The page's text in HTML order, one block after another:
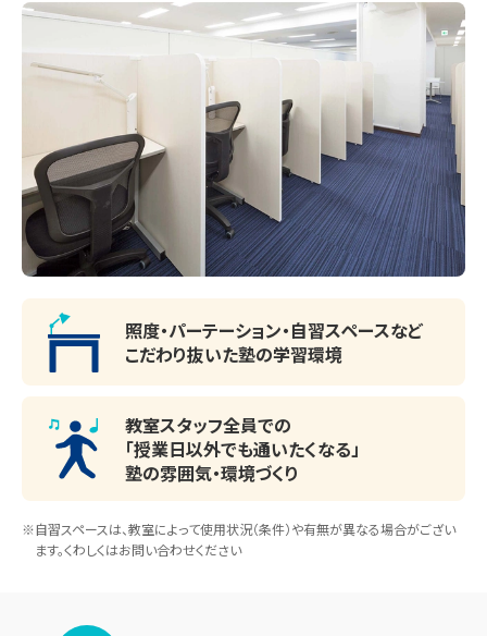
照度・パーテーション・自習スペースなど
こだわり抜いた塾の学習環境
教室スタッフ全員での
「授業日以外でも通いたくなる」
塾の雰囲気・環境づくり
※自習スペースは、教室によって使用状況（条件）や有無が異なる場合がござい
ます。くわしくはお問い合わせください